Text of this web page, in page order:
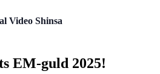
Video Shinsa
EM-guld 2025!